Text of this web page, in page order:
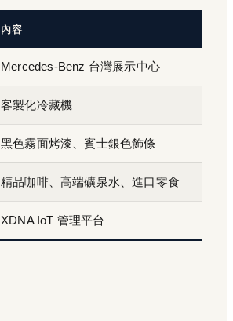
內容
Mercedes-Benz 台灣展示中心
客製化冷藏機
黑色霧面烤漆、賓士銀色飾條
精品咖啡、高端礦泉水、進口零食
XDNA IoT 管理平台